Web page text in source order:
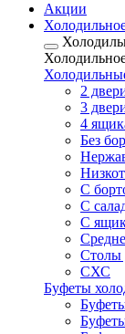
Почта:
horeca18@mail.ru
horeca.e@mail.ru
Акции
2
3
4
Без
С
С
С
Столы
СХС
Буфеты